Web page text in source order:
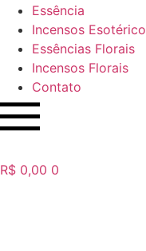
Essência
Incensos Esotérico
Essências Florais
Incensos Florais
Contato
R$ 0,00 0